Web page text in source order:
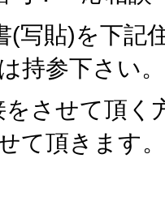
(写貼)を下記
持参下さい。
させて頂く
て頂きます。